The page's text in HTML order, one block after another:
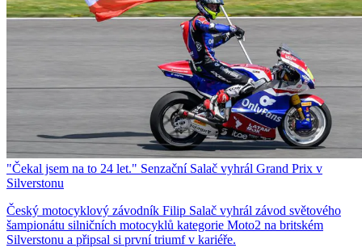
"Čekal jsem na to 24 let." Senzační Salač vyhrál Grand Prix v
Silverstonu
Český motocyklový závodník Filip Salač vyhrál závod světového
šampionátu silničních motocyklů kategorie Moto2 na britském
Silverstonu a připsal si první triumf v kariéře.